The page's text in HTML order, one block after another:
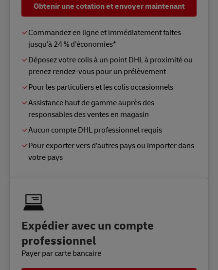
Obtenir une cotation et envoyer maintenant
Commandez en ligne et immédiatement faites
jusqu’à 24 % d’économies*
Déposez votre colis à un point DHL à proximité ou
prenez rendez-vous pour un prélèvement
Pour les particuliers et les colis occasionnels
Assistance haut de gamme auprès des
responsables des ventes en magasin
Aucun compte DHL professionnel requis
Pour exporter vers d’autres pays ou importer dans
votre pays
Expédier avec un compte
professionnel
Payer par carte bancaire